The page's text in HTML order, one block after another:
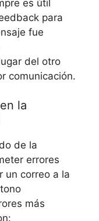
es útil
para
fue
del otro
comunicación.
la
de la
errores
un correo a la
más